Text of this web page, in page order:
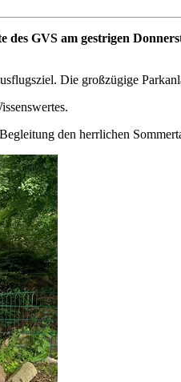
des GVS am gestrigen
Die großzügige
den herrlichen